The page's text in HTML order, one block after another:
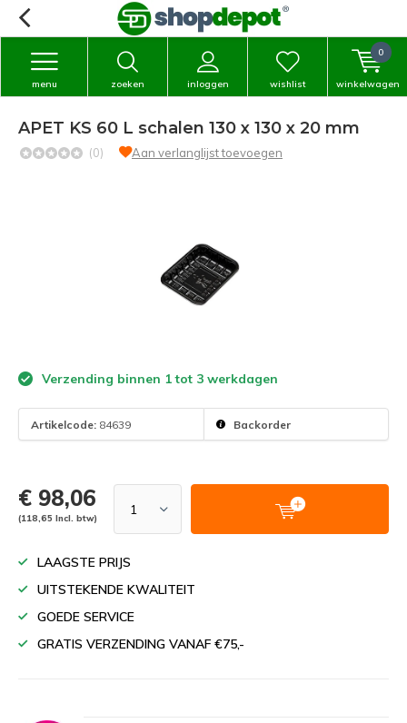
zoeken inloggen
menu wishlist winkelwagen
0
APET KS 60 L schalen 130 x 130 x 20 mm
(0) Aan verlanglijst toevoegen
Verzending binnen 1 tot 3 werkdagen
Artikelcode: 84639 Backorder
€ 98,06
(118,65 Incl. btw)
LAAGSTE PRIJS
UITSTEKENDE KWALITEIT
GOEDE SERVICE
GRATIS VERZENDING VANAF €75,-